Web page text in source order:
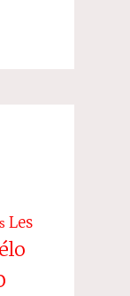
Les